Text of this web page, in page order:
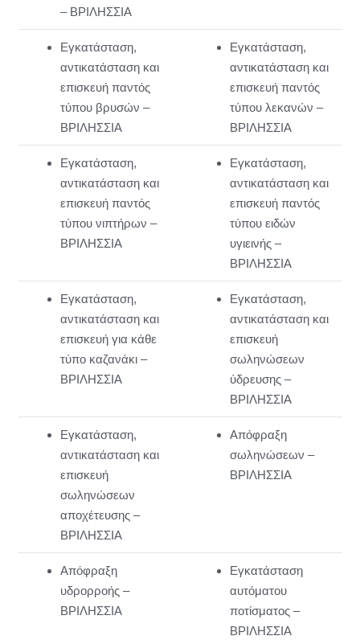
– ΒΡΙΛΗΣΣΙΑ
Εγκατάσταση,
αντικατάσταση και
επισκευή παντός
τύπου βρυσών –
ΒΡΙΛΗΣΣΙΑ
Εγκατάσταση,
αντικατάσταση και
επισκευή παντός
τύπου λεκανών –
ΒΡΙΛΗΣΣΙΑ
Εγκατάσταση,
αντικατάσταση και
επισκευή παντός
τύπου νιπτήρων –
ΒΡΙΛΗΣΣΙΑ
Εγκατάσταση,
αντικατάσταση και
επισκευή παντός
τύπου ειδών
υγιεινής –
ΒΡΙΛΗΣΣΙΑ
Εγκατάσταση,
αντικατάσταση και
επισκευή για κάθε
τύπο καζανάκι –
ΒΡΙΛΗΣΣΙΑ
Εγκατάσταση,
αντικατάσταση και
επισκευή
σωληνώσεων
ύδρευσης –
ΒΡΙΛΗΣΣΙΑ
Εγκατάσταση,
αντικατάσταση και
επισκευή
σωληνώσεων
αποχέτευσης –
ΒΡΙΛΗΣΣΙΑ
Απόφραξη
σωληνώσεων –
ΒΡΙΛΗΣΣΙΑ
Απόφραξη
υδρορροής –
ΒΡΙΛΗΣΣΙΑ
Εγκατάσταση
αυτόματου
ποτίσματος –
ΒΡΙΛΗΣΣΙΑ